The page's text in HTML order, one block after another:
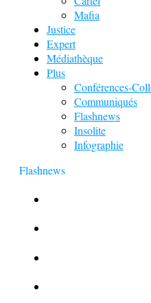
Mafia
Justice
Expert
Médiathèque
Plus
Conférences-
Communiqués
Flashnews
Insolite
Infographie
Flashnews